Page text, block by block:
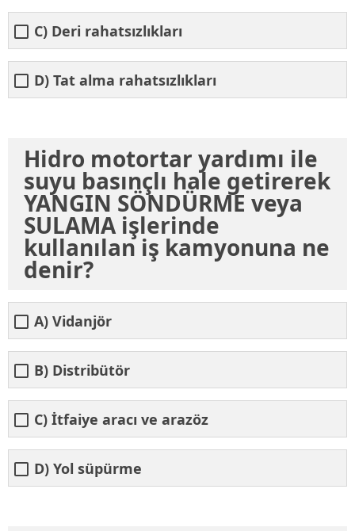
C) Deri rahatsızlıkları
D) Tat alma rahatsızlıkları
Hidro motortar yardımı ile
suyu basınçlı hale getirerek
YANGIN SÖNDÜRME veya
SULAMA işlerinde
kullanılan iş kamyonuna ne
denir?
A) Vidanjör
B) Distribütör
C) İtfaiye aracı ve arazöz
D) Yol süpürme